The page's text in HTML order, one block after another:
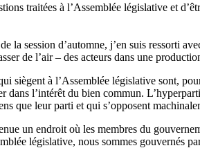
traitées à l’Assemblée législative et
la session d’automne, j’en suis ressorti
de l’air – des acteurs dans une
siègent à l’Assemblée législative sont,
dans l’intérêt du bien commun.
que leur parti et qui s’opposent
un endroit où les membres du
législative, nous sommes gouvernés